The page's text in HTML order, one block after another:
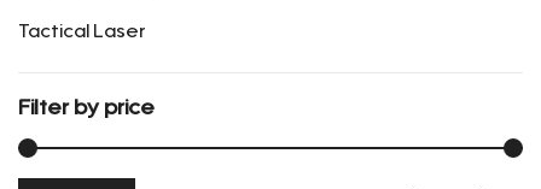
Tactical Laser
Filter by price